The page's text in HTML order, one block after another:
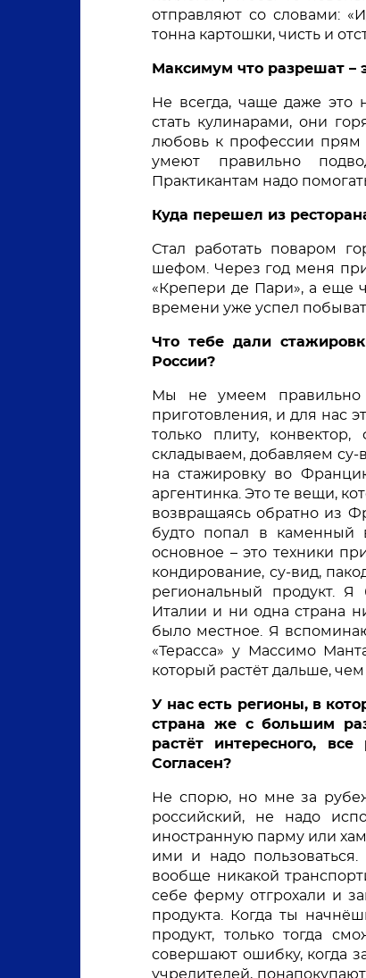
отправляют со словами:
тонна картошки, чисть и
Максимум что разрешат –
Не всегда, чаще даже
стать кулинарами, они
любовь к профессии прям
умеют правильно
Практикантам надо
Куда перешел из
Стал работать поваром
шефом. Через год меня
«Крепери де Пари», а еще
времени уже успел
Что тебе дали
России?
Мы не умеем правильно
приготовления, и для нас
только плиту,
складываем, добавляем су-
на стажировку во
аргентинка. Это те вещи,
возвращаясь обратно из
будто попал в каменный
основное – это техники
кондирование, су-вид,
региональный продукт.
Италии и ни одна страна
было местное. Я
«Терасса» у Массимо
который растёт дальше, чем
У нас есть регионы, в
страна же с большим
растёт интересного,
Согласен?
Не спорю, но мне за
российский, не надо
иностранную парму или
ими и надо
вообще никакой
себе ферму отгрохали и
продукта. Когда ты
продукт, только тогда
совершают ошибку, когда
учредителей,